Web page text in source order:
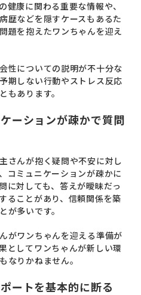
健康に関わる重要な情報や、
歴などを隠すケースもあるた
題を抱えたワンちゃんを迎え
性についての説明が不十分な
期しない行動やストレス反応
もあります。
ーションが疎かで質問
さんが抱く疑問や不安に対し
コミュニケーションが疎かに
に対しても、答えが曖昧だっ
ることがあり、信頼関係を築
が多いです。
がワンちゃんを迎える準備が
としてワンちゃんが新しい環
なりかねません。
ートを基本的に断る